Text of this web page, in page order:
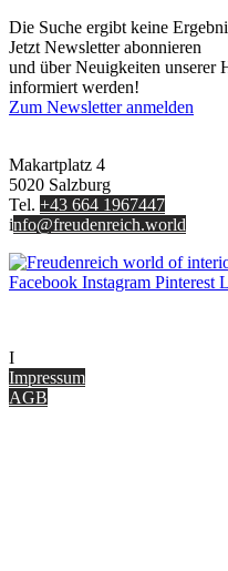
Die Suche ergibt keine
Jetzt Newsletter abonnieren
und über Neuigkeiten unserer
informiert werden!
Zum Newsletter anmelden
Makartplatz 4
5020 Salzburg
Tel. +43 664 1967447
info@freudenreich.world
Facebook Instagram Pinterest
I
Impressum
AGB